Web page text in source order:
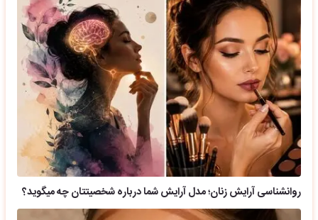
روانشناسی آرایش زنان؛ مدل آرایش شما درباره شخصیتتان چه میگوید؟